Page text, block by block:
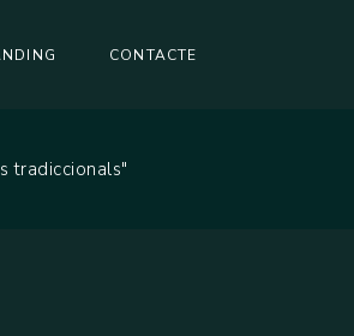
CONTACTE
tradiccionals"